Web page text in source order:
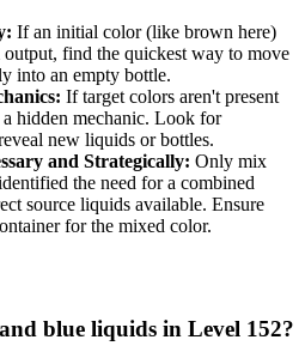
If an initial color (like brown here)
find the quickest way to move
into an empty bottle.
If target colors aren't present
hidden mechanic. Look for
new liquids or bottles.
and Strategically: Only mix
the need for a combined
source liquids available. Ensure
for the mixed color.
blue liquids in Level 152?